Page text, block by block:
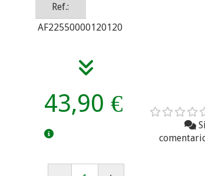
Ref.:
AF22550000120120
43,90 €